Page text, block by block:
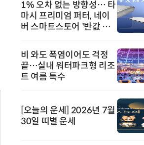
1% 오차 없는 방향성… 타
마시 프리미엄 퍼터, 네이
버 스마트스토어 '반값 할
비 와도 폭염이어도 걱정
끝…실내 워터파크형 리조
트 여름 특수
[오늘의 운세] 2026년 7월
30일 띠별 운세